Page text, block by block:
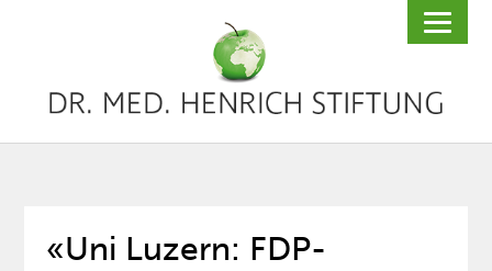
«Uni Luzern: FDP-